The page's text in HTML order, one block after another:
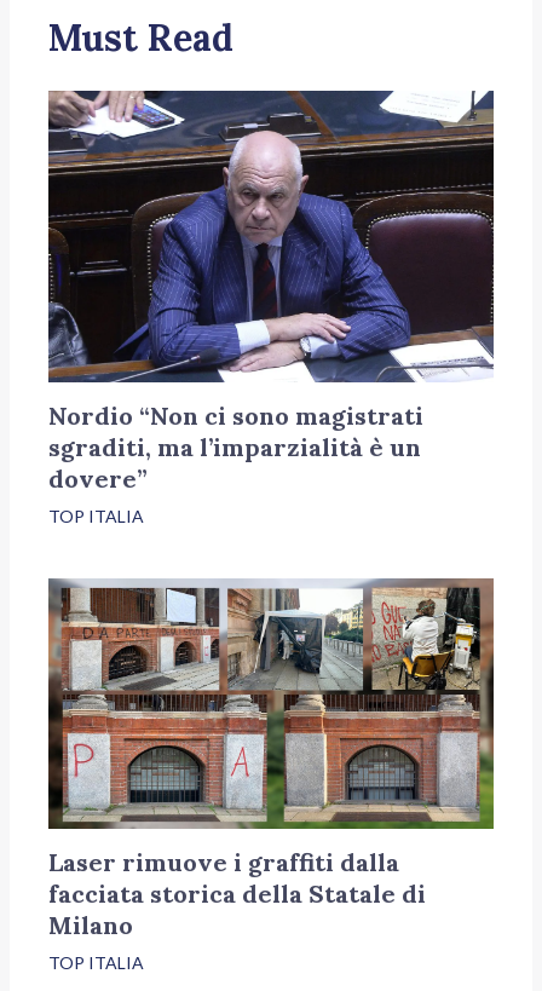
Must Read
Nordio “Non ci sono magistrati
sgraditi, ma l’imparzialità è un
dovere”
TOP ITALIA
Laser rimuove i graffiti dalla
facciata storica della Statale di
Milano
TOP ITALIA